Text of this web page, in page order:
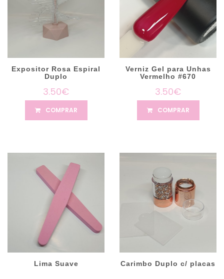
Expositor Rosa Espiral
Duplo
3.50€
COMPRAR
Verniz Gel para Unhas
Vermelho #670
3.50€
COMPRAR
Lima Suave Carimbo Duplo c/ placas